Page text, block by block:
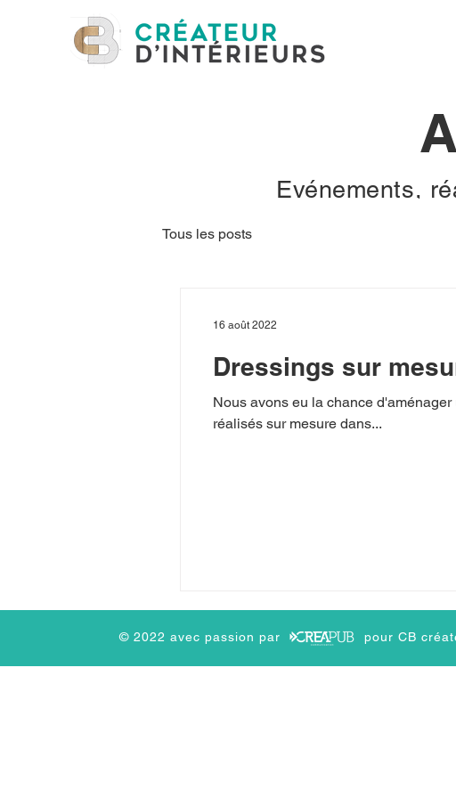
CB créateur d'intérieurs
Evénements,
Tous les posts
Dressings sur
Nous avons eu la chance
réalisés sur mesure dans...
16 août 2022
© 2022 avec passion par pour CB